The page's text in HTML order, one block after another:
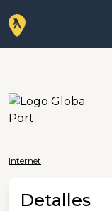
Internet
Detalles